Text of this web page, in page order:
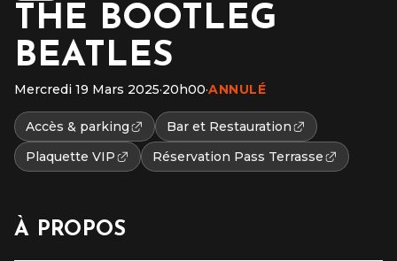
THE BOOTLEG
BEATLES
Mercredi 19 Mars 2025·20h00·ANNULÉ
Accès & parking
Bar et Restauration
Plaquette VIP
Réservation Pass Terrasse
À PROPOS